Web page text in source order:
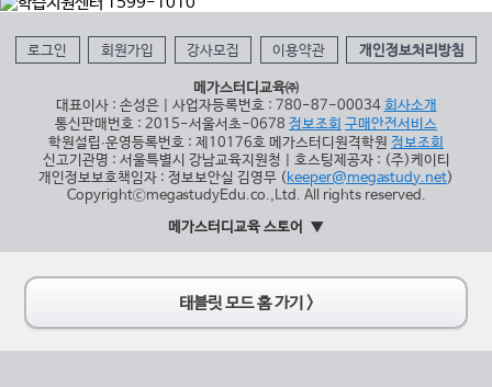
로그인 회원가입 강사모집 이용약관 개인정보처리방침
메가스터디교육㈜
대표이사 : 손성은 | 사업자등록번호 : 780-87-00034 회사소개
통신판매번호 : 2015-서울서초-0678 정보조회 구매안전서비스
학원설립∙운영등록번호 : 제10176호 메가스터디원격학원 정보조회
신고기관명 : 서울특별시 강남교육지원청 | 호스팅제공자 : (주)케이티
개인정보보호책임자 : 정보보안실 김영무 ( keeper@megastudy.net)
CopyrightⓒmegastudyEdu.co.,Ltd. All rights reserved.
메가스터디교육 스토어
태블릿 모드 홈 가기 >